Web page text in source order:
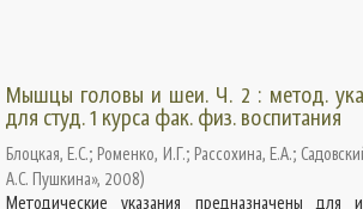
Мышцы головы и шеи. Ч. 2 : метод.
для студ. 1 курса фак. физ. воспитания
Блоцкая, Е.С.; Роменко, И.Г.; Рассохина, Е.А.;
А.С. Пушкина», 2008)
Методические указания предназначены для